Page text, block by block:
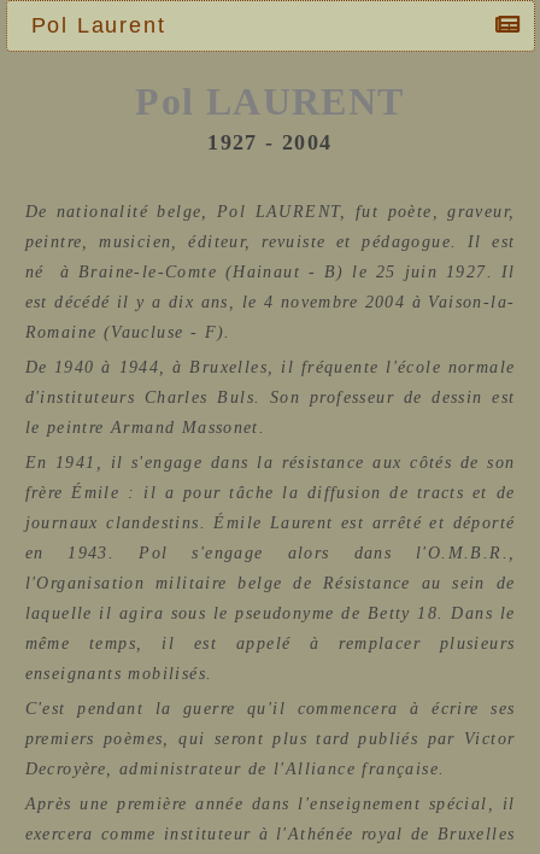
Pol Laurent
Pol LAURENT
1927 - 2004
De nationalité belge, Pol LAURENT, fut poète, graveur,
peintre, musicien, éditeur, revuiste et pédagogue. Il est
né à Braine-le-Comte (Hainaut - B) le 25 juin 1927. Il
est décédé il y a dix ans, le 4 novembre 2004 à Vaison-la-
Romaine (Vaucluse - F).
De 1940 à 1944, à Bruxelles, il fréquente l'école normale
d'instituteurs Charles Buls. Son professeur de dessin est
le peintre Armand Massonet.
En 1941, il s'engage dans la résistance aux côtés de son
frère Émile : il a pour tâche la diffusion de tracts et de
journaux clandestins. Émile Laurent est arrêté et déporté
en 1943. Pol s'engage alors dans l'O.M.B.R.,
l'Organisation militaire belge de Résistance au sein de
laquelle il agira sous le pseudonyme de Betty 18. Dans le
même temps, il est appelé à remplacer plusieurs
enseignants mobilisés.
C'est pendant la guerre qu'il commencera à écrire ses
premiers poèmes, qui seront plus tard publiés par Victor
Decroyère, administrateur de l'Alliance française.
Après une première année dans l'enseignement spécial, il
exercera comme instituteur à l'Athénée royal de Bruxelles